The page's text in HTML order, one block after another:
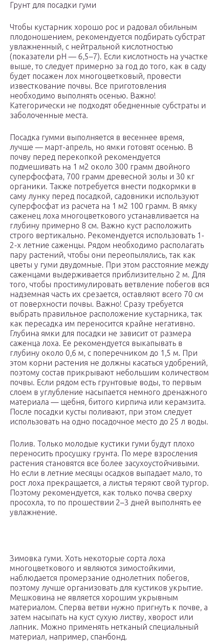
Грунт для посадки гуми
Чтобы кустарник хорошо рос и радовал обильным
плодоношением, рекомендуется подбирать субстрат
увлажненный, с нейтральной кислотностью
(показатели pH — 6,5–7). Если кислотность на участке
выше, то следует примерно за год до того, как в саду
будет посажен лох многоцветковый, провести
известкование почвы. Все приготовления
необходимо выполнять осенью. Важно!
Категорически не подходят обедненные субстраты и
заболоченные места.
Посадка гумми выполняется в весеннее время,
лучше — март-апрель, но ямки готовят осенью. В
почву перед перекопкой рекомендуется
подмешивать на 1 м2 около 300 грамм двойного
суперфосфата, 700 грамм древесной золы и 30 кг
органики. Также потребуется внести подкормки в
саму лунку перед посадкой, садовники используют
суперфосфат из расчета на 1 м2 100 грамм. В ямку
саженец лоха многоцветкового устанавливается на
глубину примерно 8 см. Важно куст расположить
строго вертикально. Рекомендуется использовать 1-
2-х летние саженцы. Рядом необходимо располагать
пару растений, чтобы они переопылялись, так как
цветы у гуми двудомные. При этом расстояние между
саженцами выдерживается приблизительно 2 м. Для
того, чтобы простимулировать ветвление побегов вся
надземная часть их срезается, оставляют всего 70 см
от поверхности почвы. Важно! Сразу требуется
выбрать правильное расположение кустарника, так
как пересадка им переносится крайне негативно.
Глубина ямки для посадки не зависит от размера
саженца лоха. Ее рекомендуется выкапывать в
глубину около 0,6 м, с поперечником до 1,5 м. При
этом корни растения не должны касаться удобрений,
поэтому состав прикрывают небольшим количеством
почвы. Если рядом есть грунтовые воды, то первым
слоем в углубление насыпается немного дренажного
материала — щебня, битого кирпича или керамзита.
После посадки кусты поливают, при этом следует
использовать на одно посадочное место до 25 л воды.
Полив. Только молодые кустики гуми будут плохо
переносить просушку грунта. По мере взросления
растения становятся все более засухоустойчивыми.
Но если в летние месяцы осадков выпадает мало, то
рост лоха прекращается, а листья теряют свой тургор.
Поэтому рекомендуется, как только почва сверху
просохла, то по прошествии 2–3 дней выполнять ее
увлажнение.
Зимовка гуми. Хоть некоторые сорта лоха
многоцветкового и являются зимостойкими,
наблюдается промерзание однолетних побегов,
поэтому лучше организовать для кустиков укрытие.
Мешковина не является хорошим укрывным
материалом. Сперва ветви нужно пригнуть к почве, а
затем насыпать на куст сухую листву, хворост или
лапник. Можно применять нетканый специальный
материал, например, спанбонд.